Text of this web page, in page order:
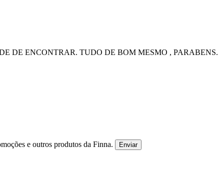
DE ENCONTRAR. TUDO DE BOM MESMO , PARABENS.
e outros produtos da Finna. Enviar